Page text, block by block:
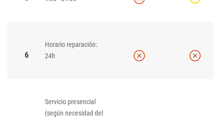
6
Horario reparación:
24h
Servicio presencial
(según necesidad del